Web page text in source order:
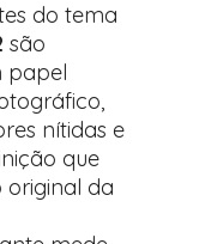
do tema
são
papel
nítidas e
que
original da